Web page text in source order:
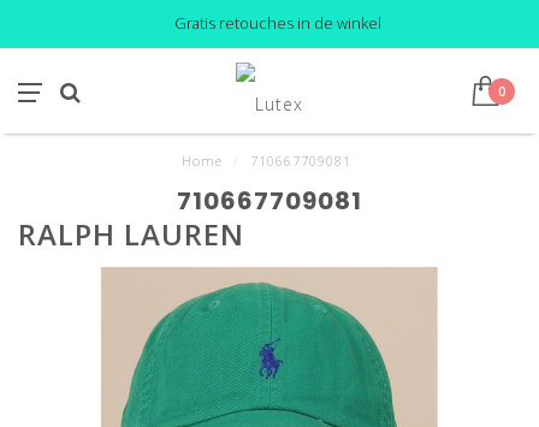
Gratis retouches in de winkel
0
Home 710667709081
710667709081
RALPH LAUREN